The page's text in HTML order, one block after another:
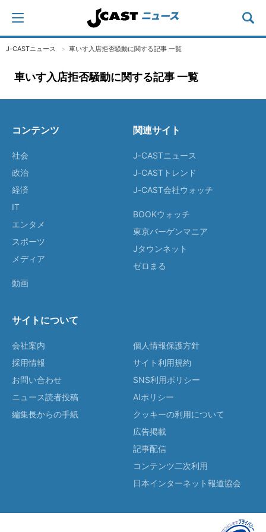
J-CASTニュース 車いす入店拒否騒動に関する記事 一覧
車いす入店拒否騒動に関する記事 一覧
コンテンツ
社会
政治
経済
IT
エンタメ
スポーツ
メディア
動画
関連サイト
J-CASTニュース
J-CASTトレンド
J-CAST会社ウォッチ
BOOKウォッチ
東京バーゲンマニア
Jタウンネット
ゼロまる
サイトについて
会社案内
採用情報
お問い合わせ
ニュース読者投稿
編集長からの手紙
個人情報保護方針
サイト利用規約
SNS利用ポリシー
AIポリシー
クッキーの利用について
広告掲載
記事配信
コンテンツ二次利用
日本インターネット報道協会